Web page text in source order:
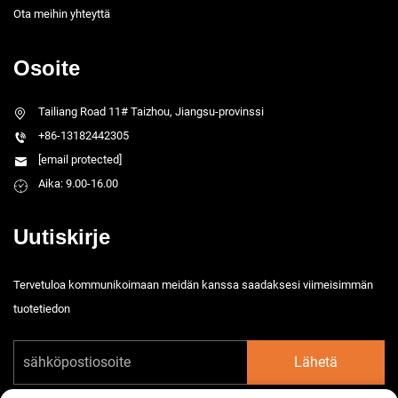
Ota meihin yhteyttä
Osoite
Tailiang Road 11# Taizhou, Jiangsu-provinssi
+86-13182442305
[email protected]
Aika: 9.00-16.00
Uutiskirje
Tervetuloa kommunikoimaan meidän kanssa saadaksesi viimeisimmän
tuotetiedon
Lähetä